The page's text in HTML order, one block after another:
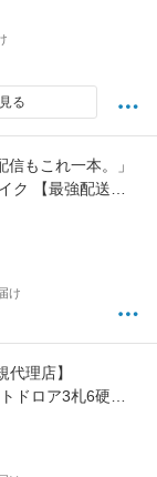
る
信もこれ一本。」
ク 【最強配送対
1本でOK!! USBマ
ゲームマイク ノ
指示ライト マイ
け
代理店】
ドロア3札6硬貨
代引手数料無料】